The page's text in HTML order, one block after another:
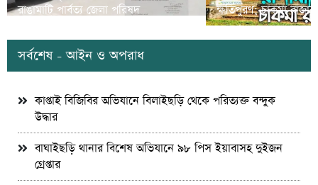
রাঙামাটি পার্বত্য জেলা পরিষদ
ক্ষতিপুরণ; চাকমা
সর্বশেষ - আইন ও অপরাধ
কাপ্তাই বিজিবির অভিযানে বিলাইছড়ি থেকে পরিত্যক্ত বন্দুক
উদ্ধার
বাঘাইছড়ি থানার বিশেষ অভিযানে ৯৮ পিস ইয়াবাসহ দুইজন
গ্রেপ্তার